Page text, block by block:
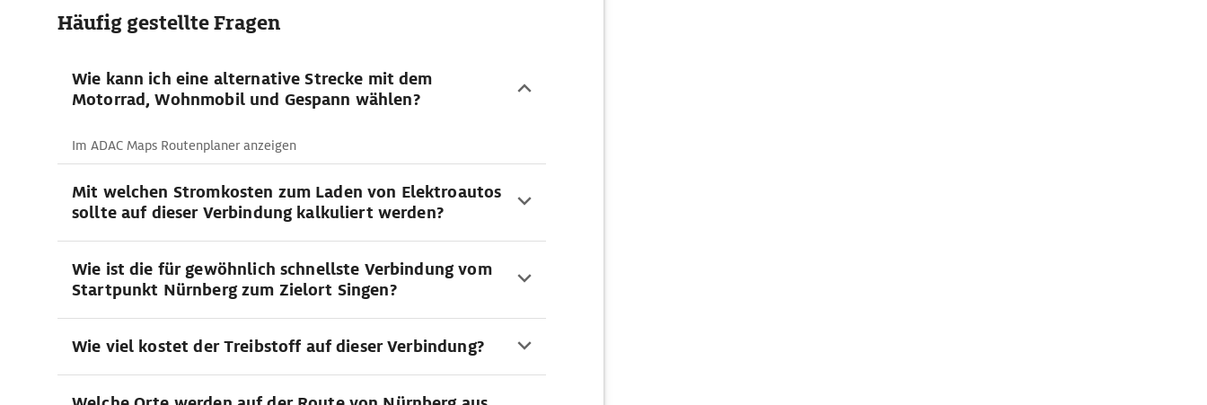
Häufig gestellte Fragen
Wie kann ich eine alternative Strecke mit dem
Motorrad, Wohnmobil und Gespann wählen?
Im ADAC Maps Routenplaner anzeigen
Mit welchen Stromkosten zum Laden von Elektroautos
sollte auf dieser Verbindung kalkuliert werden?
Wie ist die für gewöhnlich schnellste Verbindung vom
Startpunkt Nürnberg zum Zielort Singen?
Wie viel kostet der Treibstoff auf dieser Verbindung?